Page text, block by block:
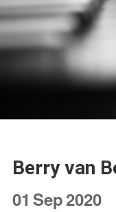
Berry van
01 Sep2020